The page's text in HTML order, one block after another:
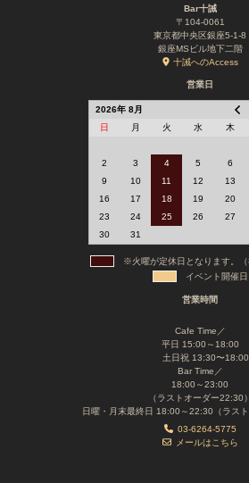
Bar十誡
〒104-0061
東京都中央区銀座5-1-8
銀座MSビル地下二階
十誡へのAccess
営業日
2026年 8月
日
月 火 水 木
2
3 4 5 6
9
10 11 12 13
16
17 18 19 20
23
24 25 26 27
30
31
※火曜が定休日となります。（
イベント開催日
営業時間
Cafe Time／
平日 15:00～18:00
土日祝 13:30〜18:00
Bar Time／
18:00～23:00
（ラストオーダー22:30）
日曜・月末最終日 18:00～22:30（ラスト
03-6264-5775
メールはこちら